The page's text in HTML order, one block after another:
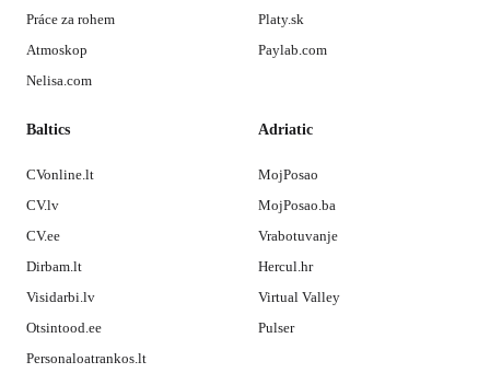
Práce za rohem
Atmoskop
Nelisa.com
Platy.sk
Paylab.com
Baltics
CVonline.lt
CV.lv
CV.ee
Dirbam.lt
Visidarbi.lv
Otsintood.ee
Personaloatrankos.lt
Adriatic
MojPosao
MojPosao.ba
Vrabotuvanje
Hercul.hr
Virtual Valley
Pulser